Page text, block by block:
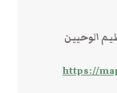
الوحيين
https://